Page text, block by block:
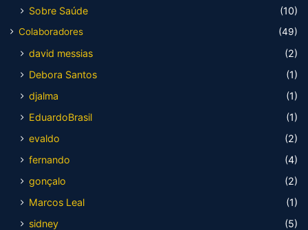
Sobre Saúde
(10)
Colaboradores (49)
david messias
(2)
Debora Santos
(1)
djalma
(1)
EduardoBrasil
(1)
evaldo
(2)
fernando
(4)
gonçalo
(2)
Marcos Leal
(1)
sidney
(5)